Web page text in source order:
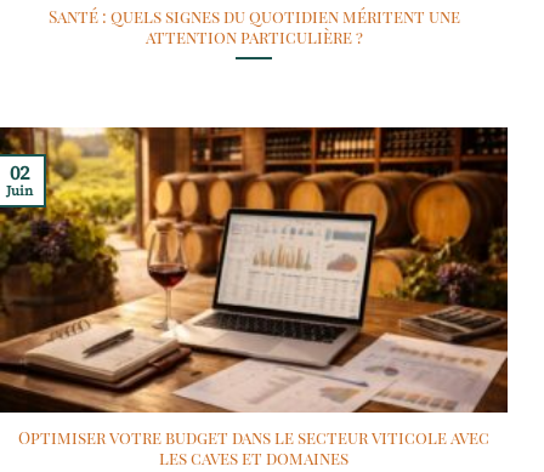
Santé : quels signes du quotidien méritent une
attention particulière ?
Optimiser votre budget dans le secteur viticole avec
les caves et domaines
02
Juin